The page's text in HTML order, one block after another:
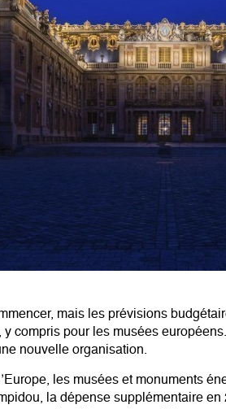
mais les prévisions
y compris pour les musées
nouvelle organisation.
les musées et monuments
la dépense supplémentaire en